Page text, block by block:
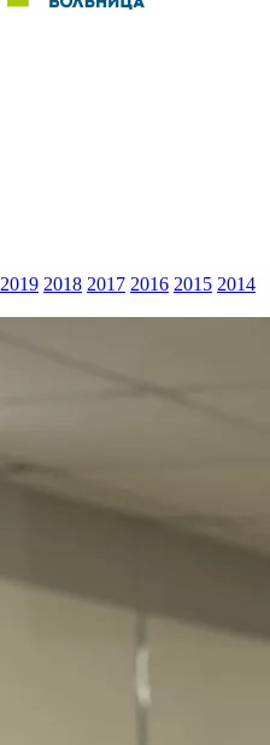
2019 2018 2017 2016 2015 2014